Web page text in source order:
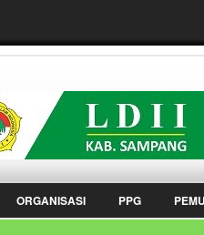
ORGANISASI PPG